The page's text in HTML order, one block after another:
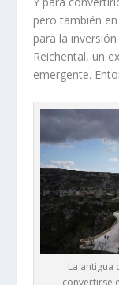
pero también
para la
Reichental, un
emergente.
La antigua
convertirse